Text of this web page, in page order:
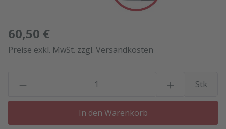
60,50 €
Preise exkl. MwSt. zzgl. Versandkosten
Stk
In den Warenkorb